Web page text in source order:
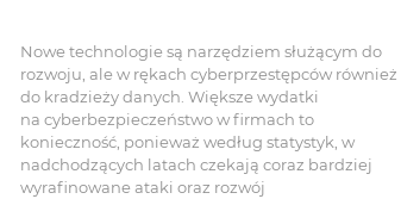
Nowe technologie są narzędziem służącym do
rozwoju, ale w rękach cyberprzestępców również
do kradzieży danych. Większe wydatki
na cyberbezpieczeństwo w firmach to
konieczność, ponieważ według statystyk, w
nadchodzących latach czekają coraz bardziej
wyrafinowane ataki oraz rozwój